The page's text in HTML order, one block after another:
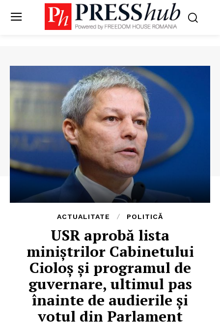
ACTUALITATE POLITICĂ
USR aprobă lista
miniștrilor Cabinetului
Cioloș și programul de
guvernare, ultimul pas
înainte de audierile și
votul din Parlament